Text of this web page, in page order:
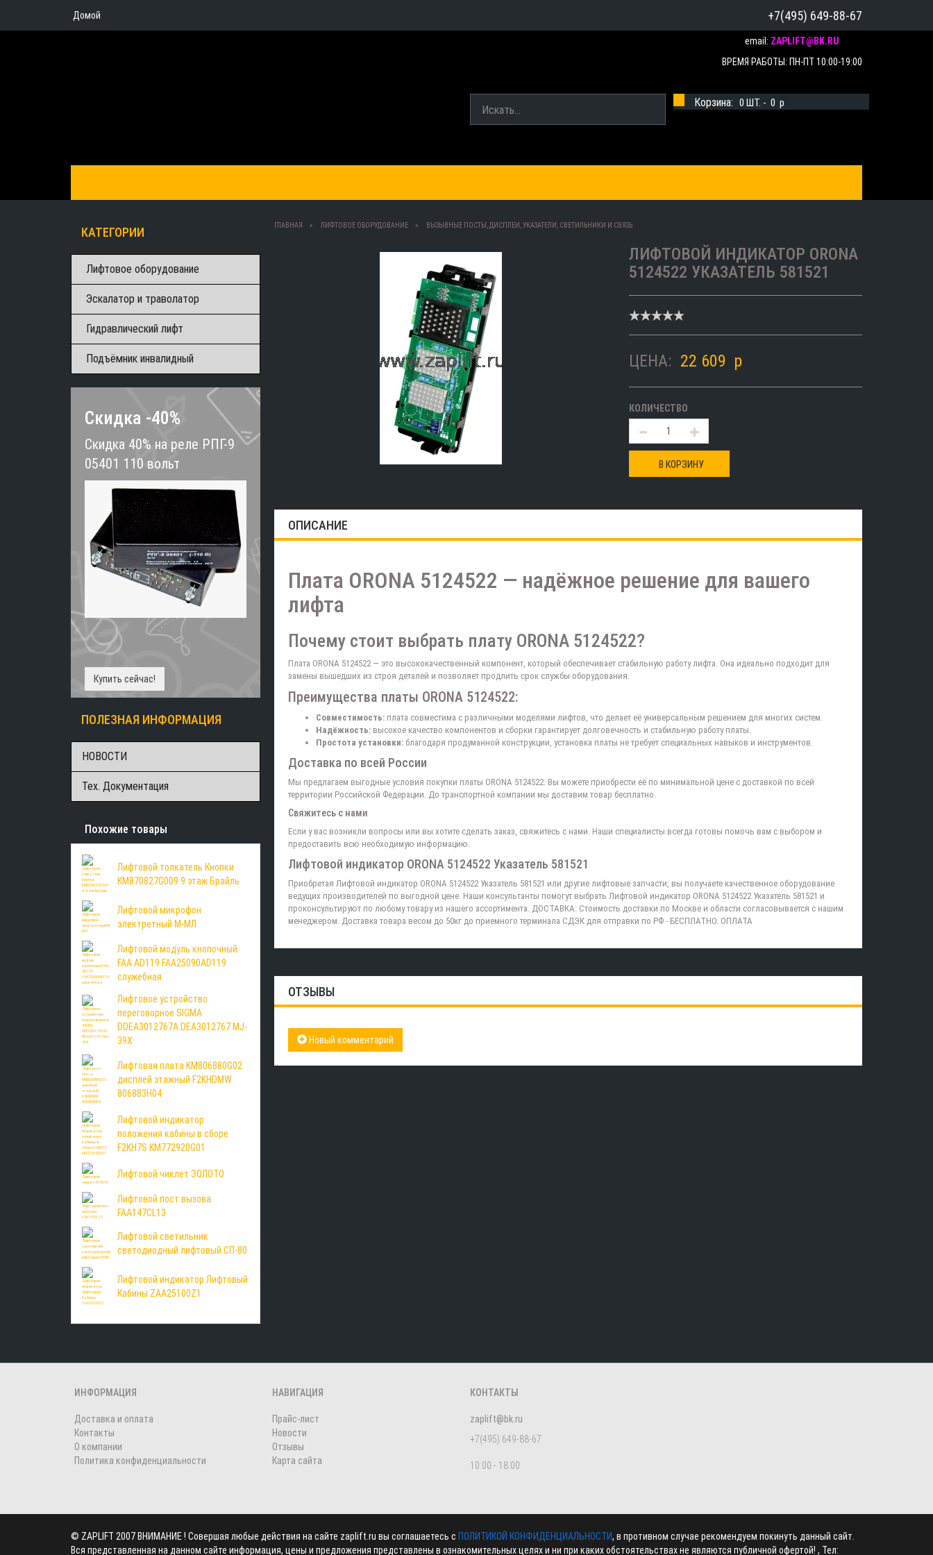
Домой +7(495) 649-88-67
email: ZAPLIFT@BK.RU
ВРЕМЯ РАБОТЫ: ПН-ПТ 10:00-19:00
Корзина: 0 ШТ. - 0 p
КАТЕГОРИИ
Лифтовое оборудование
Эскалатор и траволатор
Гидравлический лифт
Подъёмник инвалидный
Скидка -40%
Скидка 40% на реле РПГ-9
05401 110 вольт
Купить сейчас!
ПОЛЕЗНАЯ ИНФОРМАЦИЯ
НОВОСТИ
Тех. Документация
Похожие товары
Лифтовой толкатель Кнопки
KM870827G009 9 этаж Брайль
Лифтовой микрофон
электретный М-МЛ
Лифтовой модуль кнопочный
FAA AD119 FAA25090AD119
служебная
Лифтовое устройство
переговорное SIGMA
DDEA3012767A DEA3012767 MJ-
39X
Лифтовая плата KM806880G02
дисплей этажный F2KHDMW
806883H04
Лифтовой индикатор
положения кабины в сборе
F2KH7S KM772920G01
Лифтовой чиклет ЗОЛОТО
Лифтовой пост вызова
FAA147CL13
Лифтовой светильник
светодиодный лифтовый СП-80
Лифтовой индикатор Лифтовый
Кабины ZAA25100Z1
ГЛАВНАЯ ЛИФТОВОЕ ОБОРУДОВАНИЕ ВЫЗЫВНЫЕ ПОСТЫ, ДИСПЛЕИ, УКАЗАТЕЛИ, СВЕТИЛЬНИКИ И СВЯЗЬ
ЛИФТОВОЙ ИНДИКАТОР ORONA
5124522 УКАЗАТЕЛЬ 581521
ЦЕНА: 22 609 p
КОЛИЧЕСТВО
В КОРЗИНУ
ОПИСАНИЕ
Плата ORONA 5124522 — надёжное решение для вашего
лифта
Почему стоит выбрать плату ORONA 5124522?
Плата ORONA 5124522 — это высококачественный компонент, который обеспечивает стабильную работу лифта. Она идеально подходит для
замены вышедших из строя деталей и позволяет продлить срок службы оборудования.
Преимущества платы ORONA 5124522:
Совместимость:плата совместима с различными моделями лифтов, что делает её универсальным решением для многих систем.
Надёжность:высокое качество компонентов и сборки гарантирует долговечность и стабильную работу платы.
Простота установки:благодаря продуманной конструкции, установка платы не требует специальных навыков и инструментов.
Доставка по всей России
Мы предлагаем выгодные условия покупки платы ORONA 5124522. Вы можете приобрести её по минимальной цене с доставкой по всей
территории Российской Федерации. До транспортной компании мы доставим товар бесплатно.
Свяжитесь с нами
Если у вас возникли вопросы или вы хотите сделать заказ, свяжитесь с нами. Наши специалисты всегда готовы помочь вам с выбором и
предоставить всю необходимую информацию.
Лифтовой индикатор ORONA 5124522 Указатель 581521
Приобретая Лифтовой индикатор ORONA 5124522 Указатель 581521 или другие лифтовые запчасти, вы получаете качественное оборудование
ведущих производителей по выгодной цене. Наши консультанты помогут выбрать Лифтовой индикатор ORONA 5124522 Указатель 581521 и
проконсультируют по любому товару из нашего ассортимента. ДОСТАВКА: Стоимость доставки по Москве и области согласовывается с нашим
менеджером. Доставка товара весом до 50кг до приемного терминала СДЭК для отправки по РФ - БЕСПЛАТНО. ОПЛАТА
ОТЗЫВЫ
Новый комментарий
ИНФОРМАЦИЯ
Доставка и оплата
Контакты
О компании
Политика конфиденциальности
НАВИГАЦИЯ
Прайс-лист
Новости
Отзывы
Карта сайта
КОНТАКТЫ
zaplift@bk.ru
+7(495) 649-88-67
10:00 - 18:00
© ZAPLIFT 2007 ВНИМАНИЕ ! Совершая любые действия на сайте zaplift.ru вы соглашаетесь с ПОЛИТИКОЙ КОНФИДЕНЦИАЛЬНОСТИ, в противном случае рекомендуем покинуть данный сайт.
Вся представленная на данном сайте информация, цены и предложения представлены в ознакомительных целях и ни при каких обстоятельствах не являются публичной офертой! , Тел: